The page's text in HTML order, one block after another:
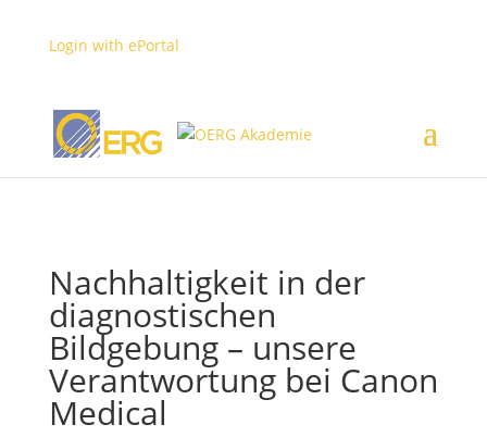
MyUserArea
Login with ePortal
Nachhaltigkeit in der
diagnostischen
Bildgebung – unsere
Verantwortung bei Canon
Medical